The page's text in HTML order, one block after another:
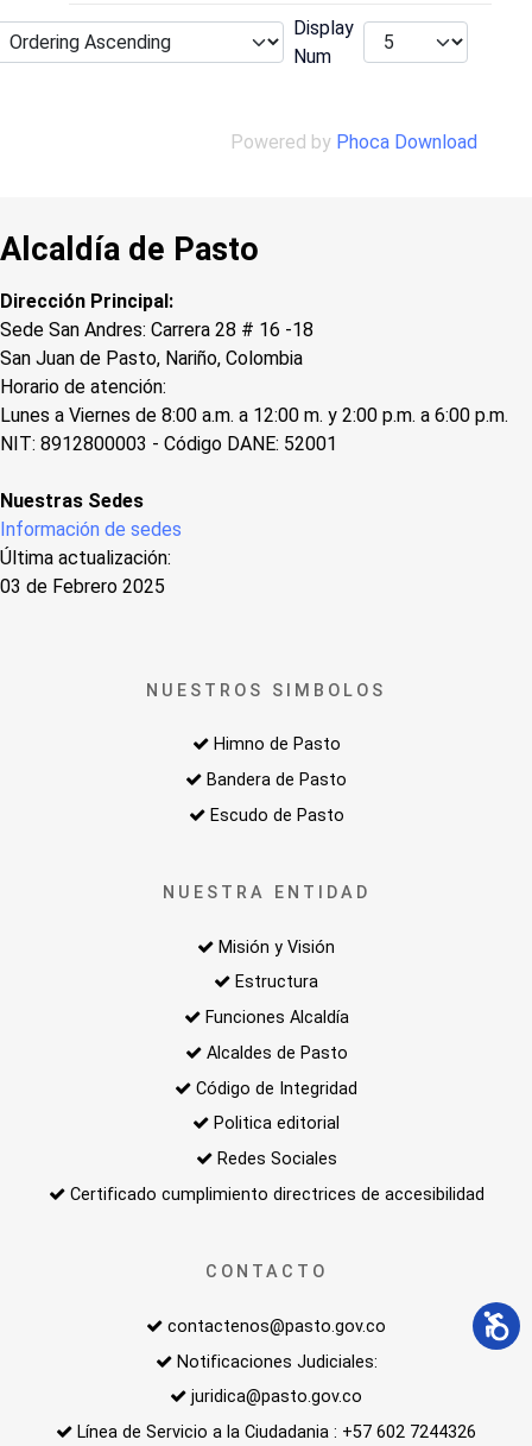
Display
Num
Powered by Phoca Download
Alcaldía de Pasto
Dirección Principal:
Sede San Andres: Carrera 28 # 16 -18
San Juan de Pasto, Nariño, Colombia
Horario de atención:
Lunes a Viernes de 8:00 a.m. a 12:00 m. y 2:00 p.m. a 6:00 p.m.
NIT: 8912800003 - Código DANE: 52001
Nuestras Sedes
Información de sedes
Última actualización:
03 de Febrero 2025
NUESTROS SIMBOLOS
Himno de Pasto
Bandera de Pasto
Escudo de Pasto
NUESTRA ENTIDAD
Misión y Visión
Estructura
Funciones Alcaldía
Alcaldes de Pasto
Código de Integridad
Politica editorial
Redes Sociales
Certificado cumplimiento directrices de accesibilidad
CONTACTO
contactenos@pasto.gov.co
Notificaciones Judiciales:
juridica@pasto.gov.co
Línea de Servicio a la Ciudadania : +57 602 7244326